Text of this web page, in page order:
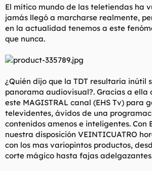
d
e
l
t
a
i
c
i
El mítico mundo de las teletiendas ha
jamás llegó a marcharse realmente,
en la actualidad tenemos a este
que nunca.
¿Quién dijo que la TDT resultaría inútil
panorama audiovisual?. Gracias a ella
este MAGISTRAL canal (EHS Tv) para
televidentes, ávidos de una
contenidos amenos e inteligentes. Con
nuestra disposición VEINTICUATRO
con los mas variopintos productos,
corte mágico hasta fajas